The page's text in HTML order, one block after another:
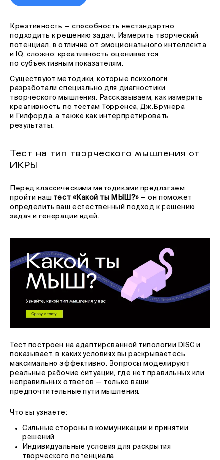
Креативность — способность нестандартно
подходить к решению задач. Измерить творческий
потенциал, в отличие от эмоционального интеллекта
и IQ, сложно: креативность оценивается
по субъективным показателям.
Существуют методики, которые психологи
разработали специально для диагностики
творческого мышления. Рассказываем, как измерить
креативность по тестам Торренса, Дж.Брунера
и Гилфорда, а также как интерпретировать
результаты.
Тест на тип творческого мышления от
ИКРЫ
Перед классическими методиками предлагаем
пройти наш тест «Какой ты МЫШ?»— он поможет
определить ваш естественный подход к решению
задач и генерации идей.
Тест построен на адаптированной типологии DISC и
показывает, в каких условиях вы раскрываетесь
максимально эффективно. Вопросы моделируют
реальные рабочие ситуации, где нет правильных или
неправильных ответов — только ваши
предпочтительные пути мышления.
Что вы узнаете:
Сильные стороны в коммуникации и принятии
решений
Индивидуальные условия для раскрытия
творческого потенциала